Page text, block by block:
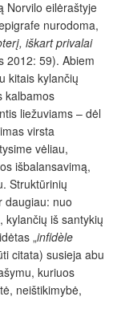
Norvilo eilėraštyje
nurodoma,
iškart privalai
2012: 59). Abiem
kitais kylančių
kalbamos
liežuviams – dėl
virsta
vėliau,
išbalansavimą,
Struktūrinių
daugiau: nuo
kylančių iš santykių
„infidèle
citata) susieja abu
kuriuos
neištikimybė,